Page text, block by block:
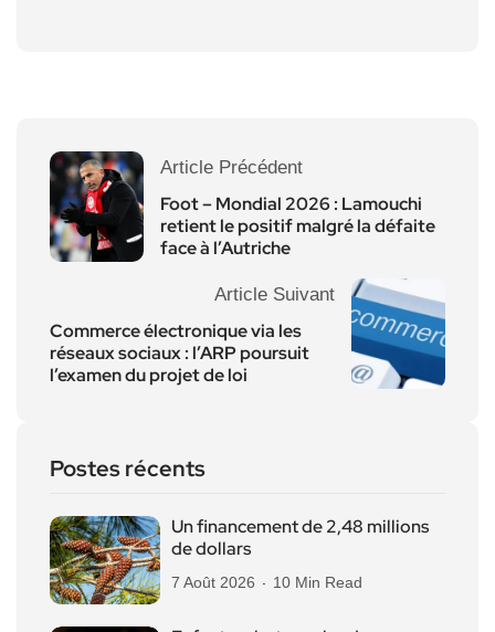
Article Précédent
Foot – Mondial 2026 : Lamouchi
retient le positif malgré la défaite
face à l’Autriche
Article Suivant
Commerce électronique via les
réseaux sociaux : l’ARP poursuit
l’examen du projet de loi
Postes récents
Un financement de 2,48 millions
de dollars
7 Août 2026 10 Min Read